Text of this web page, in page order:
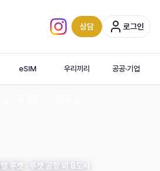
인스타그램 (새 탭)
상담 로그인
eSIM 우리끼리 공공·기업
푸켓 · 푸켓 공항 외 8도시